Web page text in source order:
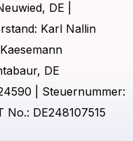
DE |
Karl Nallin
DE
| Steuernummer:
DE248107515